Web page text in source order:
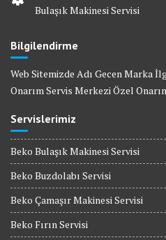
Bulaşık Makinesi Servisi
Bilgilendirme
Web Sitemizde Adı Gecen Marka
Onarım Servis Merkezi Özel
Servislerimiz
Beko Bulaşık Makinesi Servisi
Beko Buzdolabı Servisi
Beko Çamaşır Makinesi Servisi
Beko Fırın Servisi